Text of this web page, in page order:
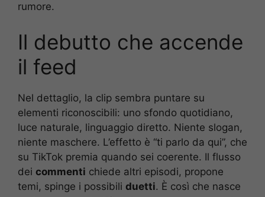
rumore.
Il debutto che accende
il feed
Nel dettaglio, la clip sembra puntare su
elementi riconoscibili: uno sfondo quotidiano,
luce naturale, linguaggio diretto. Niente slogan,
niente maschere. L’effetto è “ti parlo da qui”, che
su TikTok premia quando sei coerente. Il flusso
dei commenti chiede altri episodi, propone
temi, spinge i possibili duetti. È così che nasce